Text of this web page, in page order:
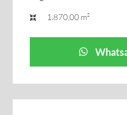
1.870,00 m²